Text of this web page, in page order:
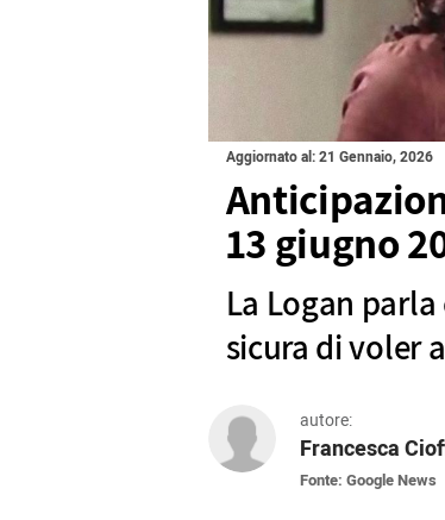
Aggiornato al: 21 Gennaio, 2026
13 giugno
La Logan
sicura di voler
autore:
Francesca
Fonte: Google News